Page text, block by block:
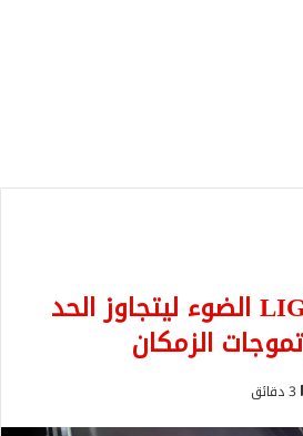
يضغط مرصد LIGO الضوء ليتجاوز الحد
الزمكان